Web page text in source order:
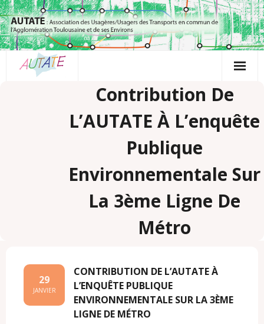
Passer
au
contenu
Contribution De
L’AUTATE À L’enquête
Publique
Environnementale Sur
La 3ème Ligne De
Métro
CONTRIBUTION DE L’AUTATE À
L’ENQUÊTE PUBLIQUE
ENVIRONNEMENTALE SUR LA 3ÈME
LIGNE DE MÉTRO
29
JANVIER